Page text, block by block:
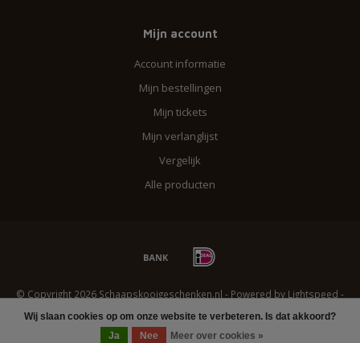
Wij slaan cookies op om onze website te verbeteren. Is dat akkoord?
Ja
Nee Meer over cookies »
Mijn account
Account informatie
Mijn bestellingen
Mijn tickets
Mijn verlanglijst
Vergelijk
Alle producten
© Copyright 2026 Schaapskooigeschenken.nl - Powered by Lightspeed -
Lightspeed designbyDyvelopment
FILTERS